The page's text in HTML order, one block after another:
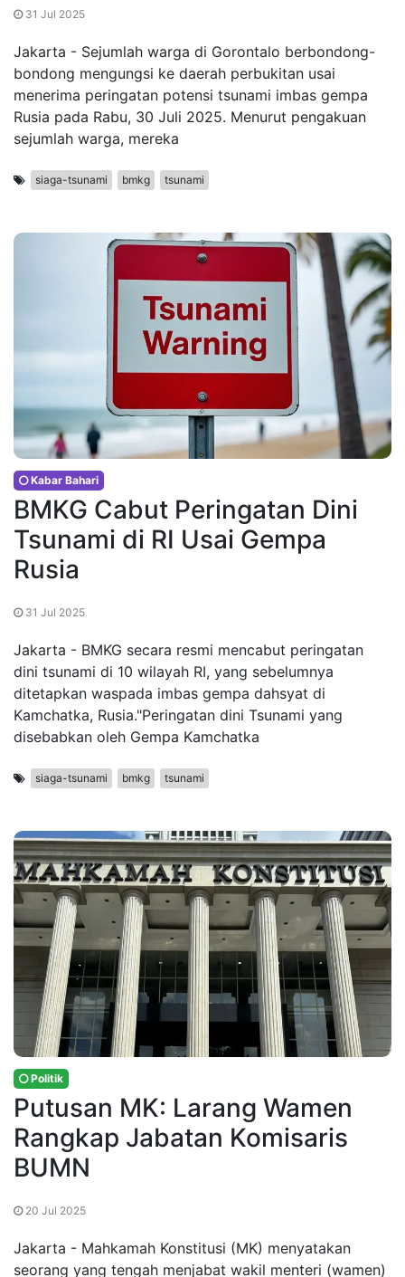
31 Jul 2025
Jakarta - Sejumlah warga di Gorontalo berbondong-
bondong mengungsi ke daerah perbukitan usai
menerima peringatan potensi tsunami imbas gempa
Rusia pada Rabu, 30 Juli 2025. Menurut pengakuan
sejumlah warga, mereka
siaga-tsunami bmkg tsunami
Kabar Bahari
BMKG Cabut Peringatan Dini
Tsunami di RI Usai Gempa
Rusia
31 Jul 2025
Jakarta - BMKG secara resmi mencabut peringatan
dini tsunami di 10 wilayah RI, yang sebelumnya
ditetapkan waspada imbas gempa dahsyat di
Kamchatka, Rusia."Peringatan dini Tsunami yang
disebabkan oleh Gempa Kamchatka
siaga-tsunami bmkg tsunami
Politik
Putusan MK: Larang Wamen
Rangkap Jabatan Komisaris
BUMN
20 Jul 2025
Jakarta - Mahkamah Konstitusi (MK) menyatakan
seorang yang tengah menjabat wakil menteri (wamen)